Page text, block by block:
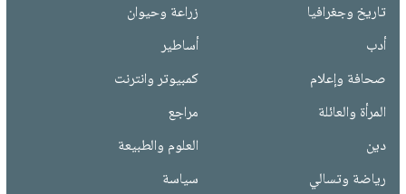
تاريخ وجغرافيا
زراعة وحيوان
أدب
أساطير
صحافة وإعلام
كمبيوتر وانترنت
المرأة والعائلة
مراجع
دين
العلوم والطبيعة
رياضة وتسالي
سياسة